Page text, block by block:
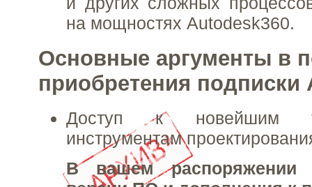
на мощностях Autodesk360.
Основные аргументы в
приобретения подписки
Доступ к новейшим
инструментам
В вашем распоряжении